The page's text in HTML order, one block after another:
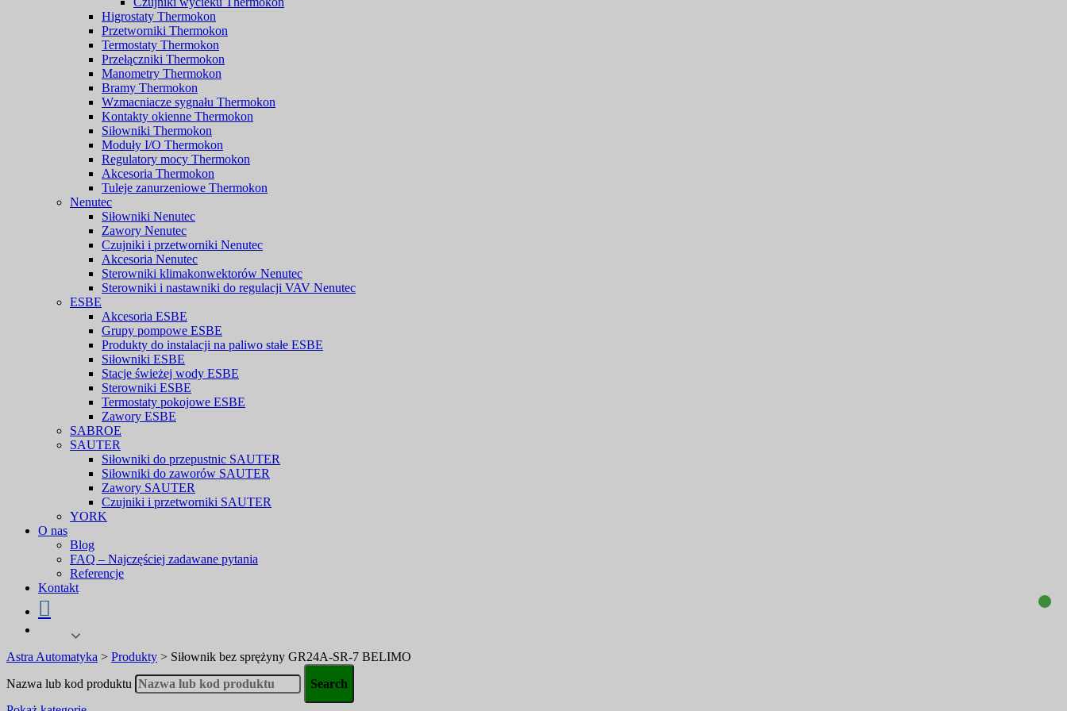
Higrostaty Thermokon
Przetworniki Thermokon
Termostaty Thermokon
Przełączniki Thermokon
Manometry Thermokon
Bramy Thermokon
Wzmacniacze sygnału Thermokon
Kontakty okienne Thermokon
Siłowniki Thermokon
Moduły I/O Thermokon
Regulatory mocy Thermokon
Akcesoria Thermokon
Tuleje zanurzeniowe Thermokon
Nenutec
Siłowniki Nenutec
Zawory Nenutec
Czujniki i przetworniki Nenutec
Akcesoria Nenutec
Sterowniki klimakonwektorów Nenutec
Sterowniki i nastawniki do regulacji VAV Nenutec
ESBE
Akcesoria ESBE
Grupy pompowe ESBE
Produkty do instalacji na paliwo stałe ESBE
Siłowniki ESBE
Stacje świeżej wody ESBE
Sterowniki ESBE
Termostaty pokojowe ESBE
Zawory ESBE
SABROE
SAUTER
Siłowniki do przepustnic SAUTER
Siłowniki do zaworów SAUTER
Zawory SAUTER
Czujniki i przetworniki SAUTER
YORK
O nas
Blog
FAQ – Najczęściej zadawane pytania
Referencje
Kontakt
Astra Automatyka > Produkty > Siłownik bez sprężyny GR24A-SR-7 BELIMO
Nazwa lub kod produktu